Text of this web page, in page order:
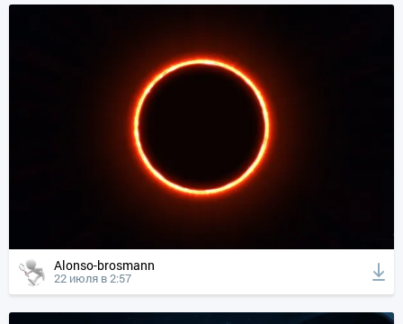
Alonso-brosmann
22 июля в 2:57